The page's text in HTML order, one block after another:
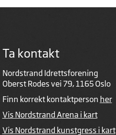
Ta kontakt
Nordstrand Idrettsforening
Oberst Rodes vei 79, 1165 Oslo
Finn korrekt kontaktperson her
Vis Nordstrand Arena i kart
Vis Nordstrand kunstgress i kart